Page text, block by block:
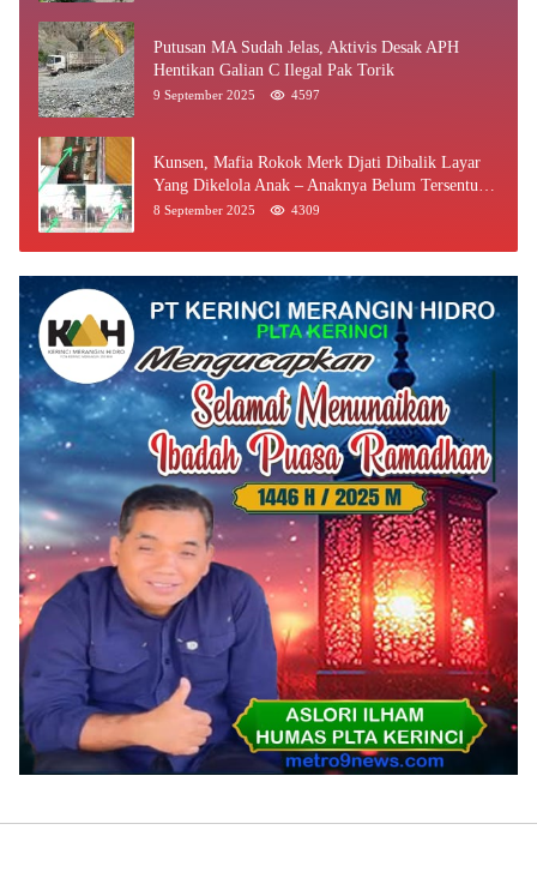
Putusan MA Sudah Jelas, Aktivis Desak APH
Hentikan Galian C Ilegal Pak Torik
9 September 2025 4597
Kunsen, Mafia Rokok Merk Djati Dibalik Layar
Yang Dikelola Anak – Anaknya Belum Tersentuh
Bea Cukai Jambi
8 September 2025 4309